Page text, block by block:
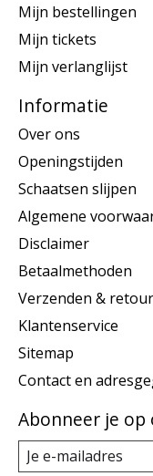
Mijn bestellingen
Mijn tickets
Mijn verlanglijst
Informatie
Over ons
Openingstijden
Schaatsen slijpen
Algemene
Disclaimer
Betaalmethoden
Verzenden &
Klantenservice
Sitemap
Contact en
Abonneer je